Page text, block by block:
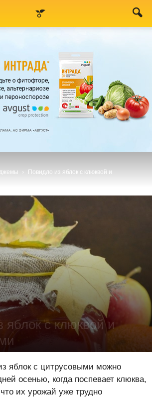
Повидло из яблок с клюквой и
яблок с клюквой и
яблок с цитрусовыми можно
осенью, когда поспевает клюква,
их урожай уже трудно